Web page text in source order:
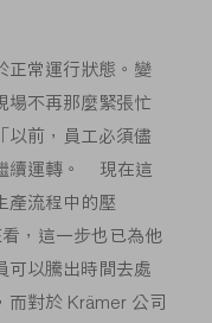
正常運行狀態。變
場不再那麼緊張忙
以前，員工必須儘
續運轉。 現在這
產流程中的壓
，這一步也已為他
可以騰出時間去處
而對於 Krämer 公司